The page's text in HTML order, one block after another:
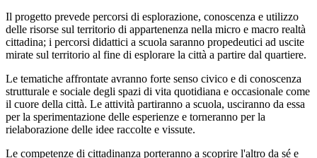
Il progetto prevede percorsi di esplorazione, conoscenza e utilizzo
delle risorse sul territorio di appartenenza nella micro e macro realtà
cittadina; i percorsi didattici a scuola saranno propedeutici ad uscite
mirate sul territorio al fine di esplorare la città a partire dal quartiere.
Le tematiche affrontate avranno forte senso civico e di conoscenza
strutturale e sociale degli spazi di vita quotidiana e occasionale come
il cuore della città. Le attività partiranno a scuola, usciranno da essa
per la sperimentazione delle esperienze e torneranno per la
rielaborazione delle idee raccolte e vissute.
Le competenze di cittadinanza porteranno a scoprire l'altro da sé e